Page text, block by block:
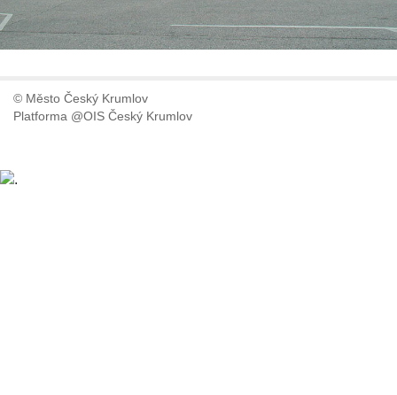
© Město Český Krumlov
Platforma @OIS Český Krumlov